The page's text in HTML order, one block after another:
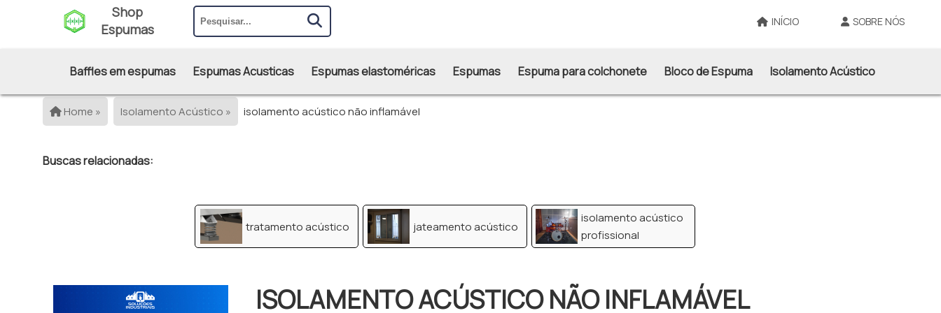
Shop
Espumas
INÍCIO SOBRE NÓS
Baffles em espumas Espumas Acusticas Espumas elastoméricas Espumas Espuma para colchonete Bloco de Espuma Isolamento Acústico
Home » Isolamento Acústico » isolamento acústico não inflamável
Buscas relacionadas:
tratamento acústico jateamento acústico
isolamento acústico
profissional
ISOLAMENTO ACÚSTICO NÃO INFLAMÁVEL